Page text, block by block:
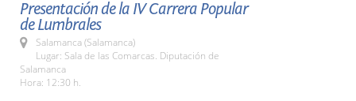
Presentación de la IV Carrera Popular
de Lumbrales
Salamanca (Salamanca)
Lugar: Sala de las Comarcas. Diputación de
Salamanca
Hora: 12:30 h.